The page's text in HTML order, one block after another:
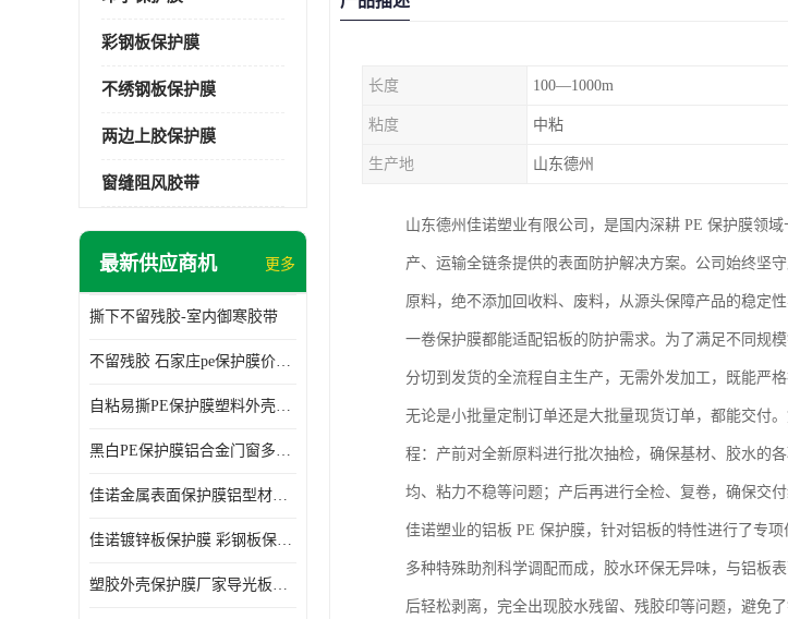
彩钢板保护膜
不绣钢板保护膜
两边上胶保护膜
窗缝阻风胶带
最新供应商机 更多
撕下不留残胶-室内御寒胶带
不留残胶 石家庄pe保护膜价格 塑料薄膜
自粘易撕PE保护膜塑料外壳导光板亚克力板膜操作方便
黑白PE保护膜铝合金门窗多种颜色支持定制生产
佳诺金属表面保护膜铝型材保护膜不留残胶铝合金窗框保护胶带
佳诺镀锌板保护膜 彩钢板保护pe保护膜
塑胶外壳保护膜厂家导光板保护膜 铝单板保护膜胶带易撕不留胶
长度 100—1000m
粘度 中粘
生产地 山东德州
山东德州佳诺塑业有限公司，是国内深耕 PE 保护膜领
产、运输全链条提供的表面防护解决方案。公司始终坚
原料，绝不添加回收料、废料，从源头保障产品的稳定
一卷保护膜都能适配铝板的防护需求。为了满足不同规
分切到发货的全流程自主生产，无需外发加工，既能严
无论是小批量定制订单还是大批量现货订单，都能交付
程：产前对全新原料进行批次抽检，确保基材、胶水的
均、粘力不稳等问题；产后再进行全检、复卷，确保交
佳诺塑业的铝板 PE 保护膜，针对铝板的特性进行了专
多种特殊助剂科学调配而成，胶水环保无异味，与铝板
后轻松剥离，完全出现胶水残留、残胶印等问题，避免